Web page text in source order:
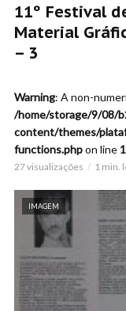
11º Festival
Material
– 3
Warning: A non-
/home/storage/9/08/
content/themes/
functions.phpon line
27 visualizações 1 min.
IMAGEM